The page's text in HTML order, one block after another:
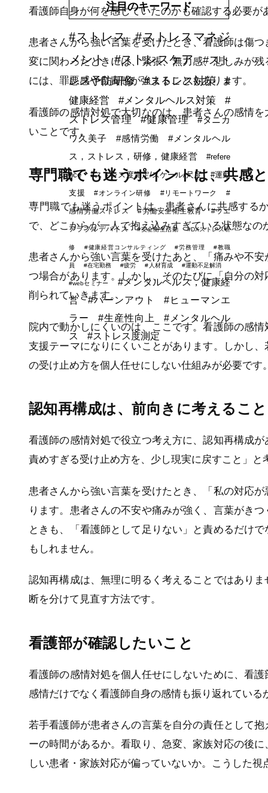
看護師自身が何を感じていたのかも確認する必要が
患者さんから強い言葉を受けたとき、看護師は傷
変に関わったときには、緊張、無力感、悲しみが
には、罪悪感や自責感が強まることもあります。
看護師の感情対処で大切なのは、患者さんの感情
いことです。
専門職でも迷うポイントは、共感
専門職でも迷うポイントは、患者さんに共感する
で、どこからが一人で抱え込みすぎている状態なの
患者さんから強い言葉を受けたあと、「痛みや不
つ場合があります。しかし、そのたびに「自分の
削られていきます。
院内で動かしにくいのは、ここです。看護師の感
支援テーマになりにくいことがあります。しかし
の受け止め方を個人任せにしない仕組みが必要です
認知再構成は、前向きに考えるこ
看護師の感情対処で役立つ考え方に、認知再構成
責めすぎる受け止め方を、少し現実に戻すこと」
患者さんから強い言葉を受けたとき、「私の対応
ります。患者さんの不安や痛みが強く、言葉がき
ときも、「看護師として足りない」と責めるだけ
もしれません。
認知再構成は、無理に明るく考えることではあり
断を分けて見直す方法です。
看護部が確認したいこと
看護師の感情対処を個人任せにしないために、看
感情だけでなく看護師自身の感情も振り返れている
若手看護師が患者さんの言葉を自分の責任として
ーの時間があるか。看取り、急変、家族対応の後
しい患者・家族対応が偏っていないか。こうした
注目のキーワード
#ストレス
#ストレスマネジ
メント
#ストレスケア
#スト
レス予防研修
#ストレス対策
#
健康経営
#メンタルヘルス対策
#
ストレス管理
#健康管理
#タニカ
ワ久美子
#感情労働
#メンタルヘル
ス，ストレス，研修，健康経営
#refere
nce
#ストレス度測定/スケール/尺度
#運動
支援
#オンライン研修 #リモートワーク #
感情労働ストレス #労働安全衛生教育 #ウエ
アラブルデバイス #安全衛生活動 #DXストレス研
修 #健康経営コンサルティング #労務管理 #教職
員 #在宅勤務 #疲労 #人材育成 #運動不足解消
#webセミナー
#メンタルヘルス，健康経
営
#バーンアウト
#ヒューマンエ
ラー
#生産性向上
#メンタルヘル
ス
#ストレス度測定